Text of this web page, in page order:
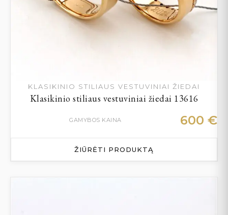
KLASIKINIO STILIAUS VESTUVINIAI ŽIEDAI
Klasikinio stiliaus vestuviniai žiedai 13616
GAMYBOS KAINA 600 €
ŽIŪRĖTI PRODUKTĄ